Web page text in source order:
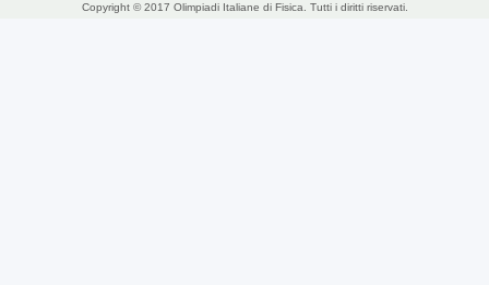
Copyright © 2017 Olimpiadi Italiane di Fisica. Tutti i diritti riservati.